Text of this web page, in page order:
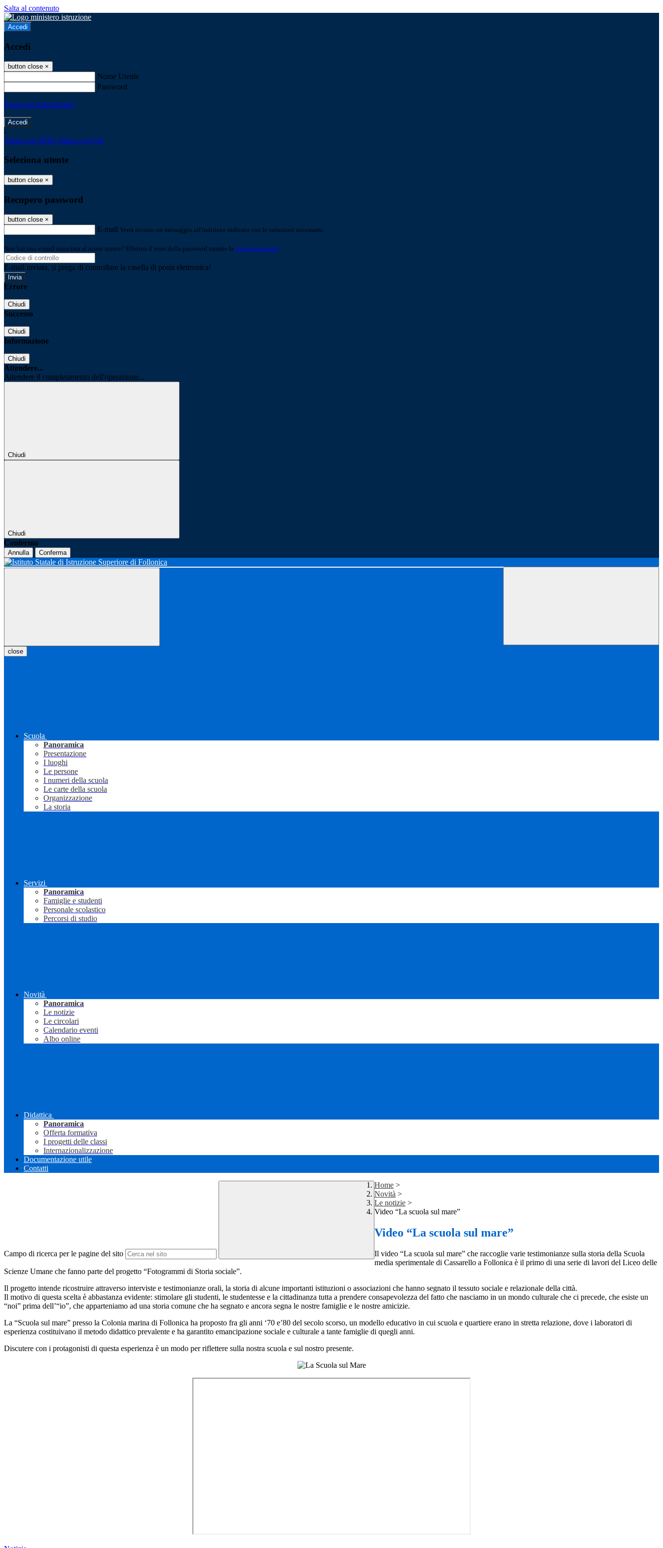
Salta al contenuto
Accedi
Accedi
button close ×
Nome Utente
Password
Password dimenticata?
-
Entra con SPID Entra con CIE
Seleziona utente
button close ×
Recupero password
button close ×
E-mail Verrà inviato un messaggio all'indirizzo indicato con le istruzioni necessarie.
Non hai una e-mail associata al nome utente? Effettua il reset della password tramite la Login Spaggiari
E-mail inviata, si prega di controllare la casella di posta elettronica!
Errore
Chiudi
Successo
Chiudi
Informazione
Chiudi
Attendere...
Attendere il completamento dell'operazione...
Chiudi
Chiudi
Conferma
Annulla Conferma
close
Scuola
Panoramica
Presentazione
I luoghi
Le persone
I numeri della scuola
Le carte della scuola
Organizzazione
La storia
Servizi
Panoramica
Famiglie e studenti
Personale scolastico
Percorsi di studio
Novità
Panoramica
Le notizie
Le circolari
Calendario eventi
Albo online
Didattica
Panoramica
Offerta formativa
I progetti delle classi
Internazionalizzazione
Documentazione utile
Contatti
Campo di ricerca per le pagine del sito
Home >
Novità >
Le notizie >
Video “La scuola sul mare”
Video “La scuola sul mare”
Il video “La scuola sul mare” che raccoglie varie testimonianze sulla storia della Scuola
media sperimentale di Cassarello a Follonica è il primo di una serie di lavori del Liceo delle
Scienze Umane che fanno parte del progetto “Fotogrammi di Storia sociale”.
Il progetto intende ricostruire attraverso interviste e testimonianze orali, la storia di alcune importanti istituzioni o associazioni che hanno segnato il tessuto sociale e relazionale della città.
Il motivo di questa scelta è abbastanza evidente: stimolare gli studenti, le studentesse e la cittadinanza tutta a prendere consapevolezza del fatto che nasciamo in un mondo culturale che ci precede, che esiste un
“noi” prima dell’“io”, che apparteniamo ad una storia comune che ha segnato e ancora segna le nostre famiglie e le nostre amicizie.
La “Scuola sul mare” presso la Colonia marina di Follonica ha proposto fra gli anni ‘70 e’80 del secolo scorso, un modello educativo in cui scuola e quartiere erano in stretta relazione, dove i laboratori di
esperienza costituivano il metodo didattico prevalente e ha garantito emancipazione sociale e culturale a tante famiglie di quegli anni.
Discutere con i protagonisti di questa esperienza è un modo per riflettere sulla nostra scuola e sul nostro presente.